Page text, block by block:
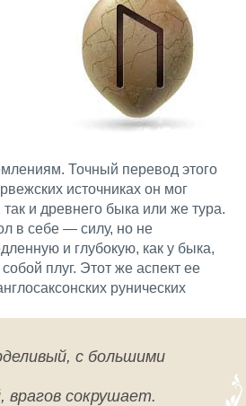
Точный перевод этого
источниках он мог
так и древнего быка или же тура.
в себе — силу, но не
и глубокую, как у быка,
плуг. Этот же аспект ее
рунических
с большими
врагов сокрушает.